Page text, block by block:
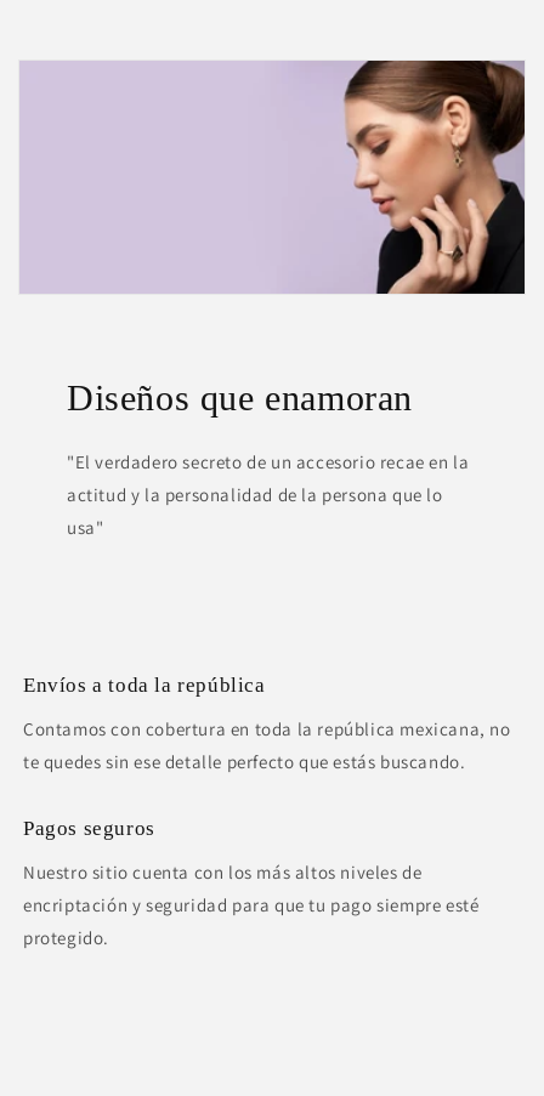
Diseños que enamoran
"El verdadero secreto de un accesorio recae en la
actitud y la personalidad de la persona que lo
usa"
Envíos a toda la república
Contamos con cobertura en toda la república mexicana, no
te quedes sin ese detalle perfecto que estás buscando.
Pagos seguros
Nuestro sitio cuenta con los más altos niveles de
encriptación y seguridad para que tu pago siempre esté
protegido.